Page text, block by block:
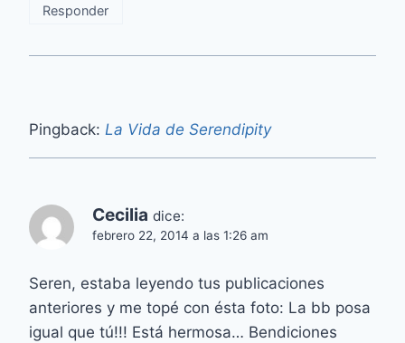
Responder
Pingback: La Vida de Serendipity
Cecilia dice:
febrero 22, 2014 a las 1:26 am
Seren, estaba leyendo tus publicaciones
anteriores y me topé con ésta foto: La bb posa
igual que tú!!! Está hermosa… Bendiciones